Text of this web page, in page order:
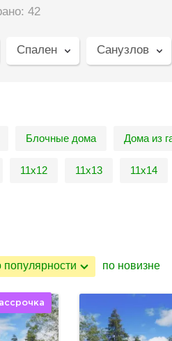
42
Спален Санузлов
Блочные дома Дома из
11х12 11х13 11х14
популярности по новизне